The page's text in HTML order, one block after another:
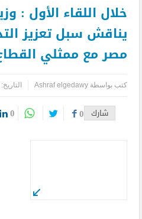
خلال اللقاء الأول :
يناقش سبل تعزيز
مصر مع ممثلي
كتب بواسطةAshraf elgedawy التاريخ:
شارك 0
0